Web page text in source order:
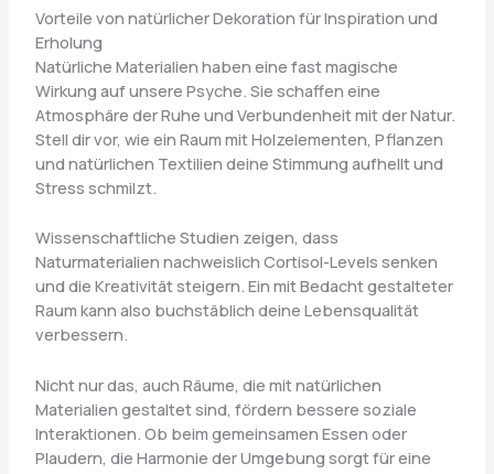
Vorteile von natürlicher Dekoration für Inspiration und
Erholung
Natürliche Materialien haben eine fast magische
Wirkung auf unsere Psyche. Sie schaffen eine
Atmosphäre der Ruhe und Verbundenheit mit der Natur.
Stell dir vor, wie ein Raum mit Holzelementen, Pflanzen
und natürlichen Textilien deine Stimmung aufhellt und
Stress schmilzt.
Wissenschaftliche Studien zeigen, dass
Naturmaterialien nachweislich Cortisol-Levels senken
und die Kreativität steigern. Ein mit Bedacht gestalteter
Raum kann also buchstäblich deine Lebensqualität
verbessern.
Nicht nur das, auch Räume, die mit natürlichen
Materialien gestaltet sind, fördern bessere soziale
Interaktionen. Ob beim gemeinsamen Essen oder
Plaudern, die Harmonie der Umgebung sorgt für eine